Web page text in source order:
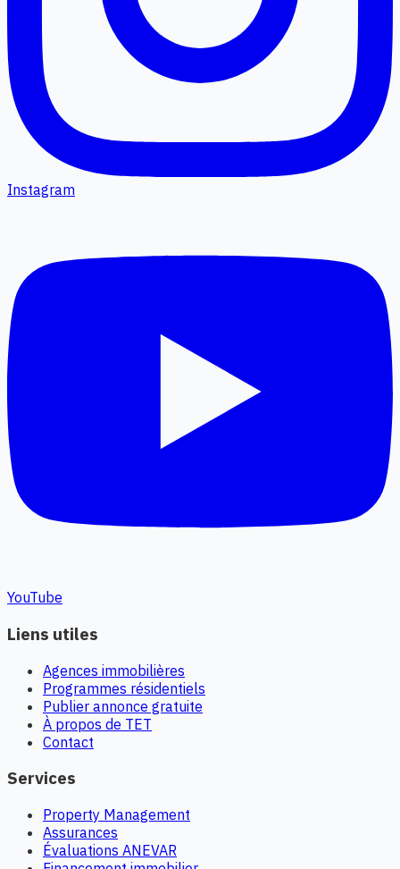
Instagram
YouTube
Liens utiles
Agences immobilières
Programmes résidentiels
Publier annonce gratuite
À propos de TET
Contact
Services
Property Management
Assurances
Évaluations ANEVAR